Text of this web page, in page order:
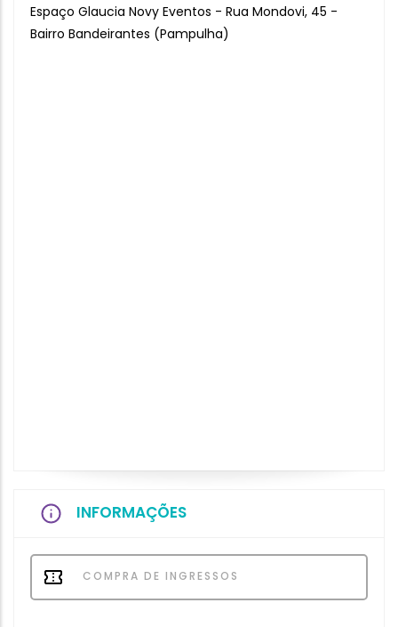
Espaço Glaucia Novy Eventos - Rua Mondovi, 45 -
Bairro Bandeirantes (Pampulha)
INFORMAÇÕES
COMPRA DE INGRESSOS